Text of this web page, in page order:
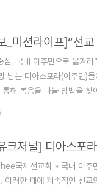
_미션라이프]“선
심, 국내 이주민으로 옮
넘는 디아스포라(이주민)들
통해 복음을 나눌 방법을
크저널] 디아스포
국제선교회 » 국내 이주
이러한 때에 계속적인 선교